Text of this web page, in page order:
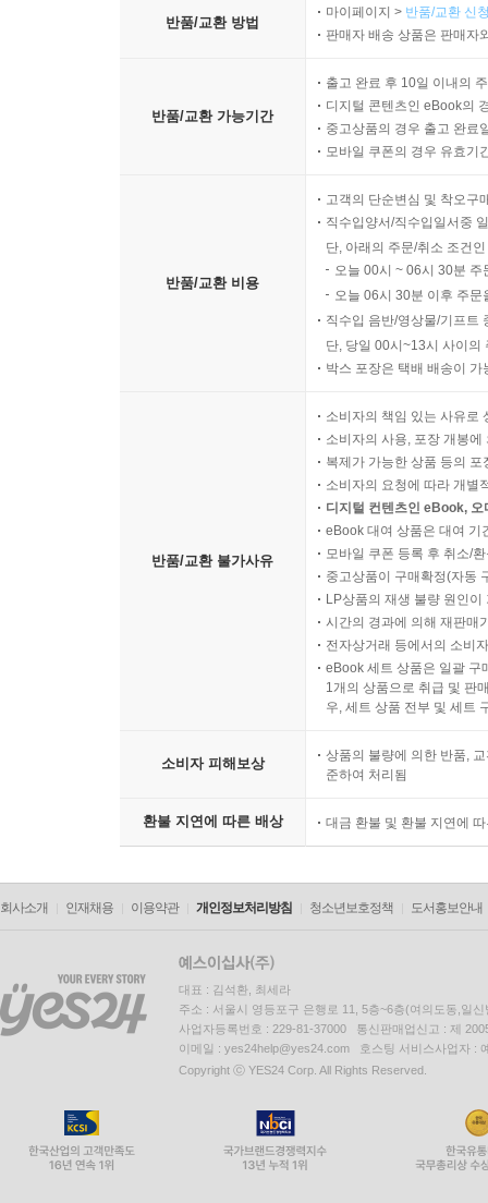
반품/교환 방법
마이페이지 > 반품/교환 신
판매자 배송 상품은 판매자
반품/교환 가능기간
출고 완료 후 10일 이내의
디지털 콘텐츠인 eBook의
중고상품의 경우 출고 완료
모바일 쿠폰의 경우 유효기
반품/교환 비용
고객의 단순변심 및 착오구
직수입양서/직수입일서중
단, 아래의 주문/취소 조건
오늘 00시 ~ 06시 30분
오늘 06시 30분 이후 주
직수입 음반/영상물/기프트
단, 당일 00시~13시 사이의
박스 포장은 택배 배송이
반품/교환 불가사유
소비자의 책임 있는 사유로
소비자의 사용, 포장 개봉
복제가 가능한 상품 등의
소비자의 요청에 따라 개별
디지털 컨텐츠인 eBook,
eBook 대여 상품은 대여 기
모바일 쿠폰 등록 후 취소/
중고상품이 구매확정(자동
LP상품의 재생 불량 원인
시간의 경과에 의해 재판매
전자상거래 등에서의 소비
eBook 세트 상품은 일괄 구
1개의 상품으로 취급 및 판
우, 세트 상품 전부 및 세트
소비자 피해보상
상품의 불량에 의한 반품,
준하여 처리됨
환불 지연에 따른 배상 대금 환불 및 환불 지연에
회사소개 인재채용 이용약관 개인정보처리방침 청소년보호정책 도서홍보안내
대표 : 김석환, 최세라
주소 : 서울시 영등포구 은행로 11, 5층~6층(여의도동,일신
사업자등록번호 : 229-81-37000 통신판매업신고 : 제
이메일 : yes24help@yes24.com 호스팅 서비스사업자 :
Copyright ⓒ YES24 Corp. All Rights Reserved.